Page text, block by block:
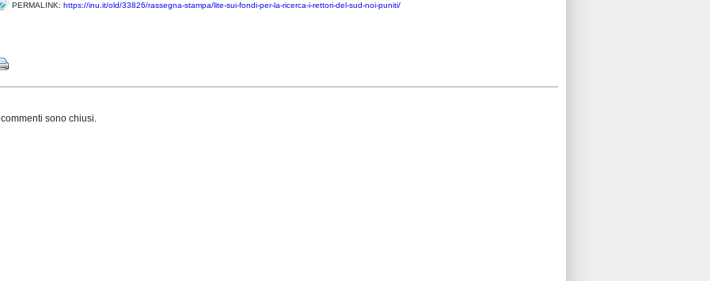
PERMALINK: https://inu.it/old/33826/rassegna-stampa/lite-sui-fondi-per-la-ricerca-i-rettori-del-sud-noi-puniti/
I commenti sono chiusi.